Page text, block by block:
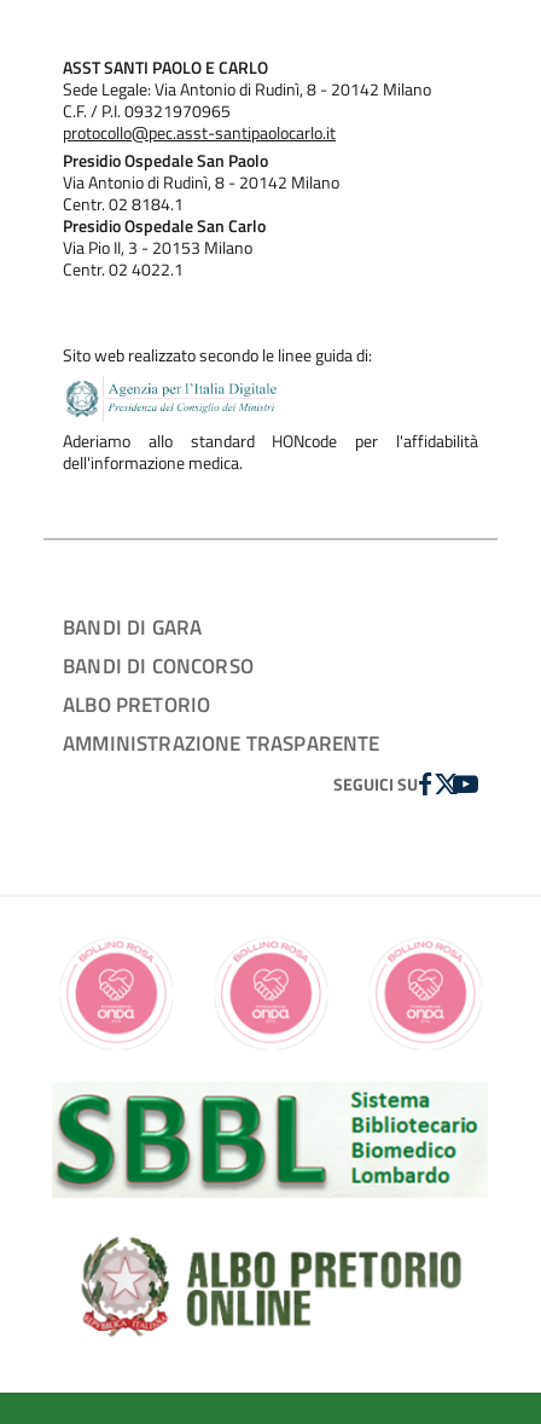
ASST SANTI PAOLO E CARLO
Sede Legale: Via Antonio di Rudinì, 8 - 20142 Milano
C.F. / P.I. 09321970965
protocollo@pec.asst-santipaolocarlo.it
Presidio Ospedale San Paolo
Via Antonio di Rudinì, 8 - 20142 Milano
Centr. 02 8184.1
Presidio Ospedale San Carlo
Via Pio II, 3 - 20153 Milano
Centr. 02 4022.1
Sito web realizzato secondo le linee guida di:
Aderiamo allo standard HONcode per l'affidabilità
dell'informazione medica.
BANDI DI GARA
BANDI DI CONCORSO
ALBO PRETORIO
AMMINISTRAZIONE TRASPARENTE
SEGUICI SUFACEBOOK
TWITTER
YOUTUBE